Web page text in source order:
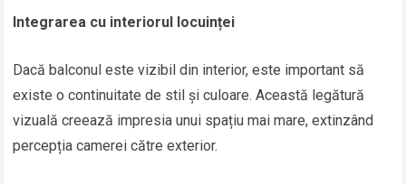
Integrarea cu interiorul locuinței
Dacă balconul este vizibil din interior, este important să
existe o continuitate de stil și culoare. Această legătură
vizuală creează impresia unui spațiu mai mare, extinzând
percepția camerei către exterior.